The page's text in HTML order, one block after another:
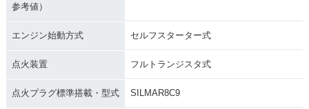
参考値）
エンジン始動方式 セルフスターター式
点火装置 フルトランジスタ式
点火プラグ標準搭載・型式 SILMAR8C9